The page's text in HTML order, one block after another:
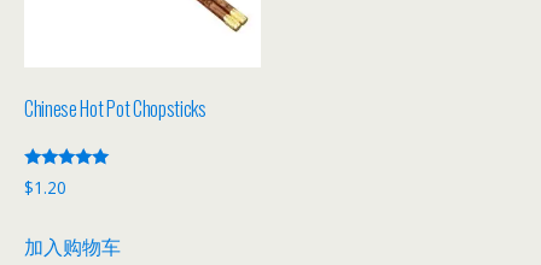
Chinese Hot Pot Chopsticks
评分
5.00
$1.20
加入购物车